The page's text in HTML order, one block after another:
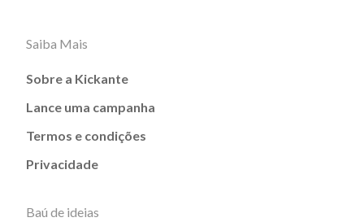
Saiba Mais
Sobre a Kickante
Lance uma campanha
Termos e condições
Privacidade
Baú de ideias